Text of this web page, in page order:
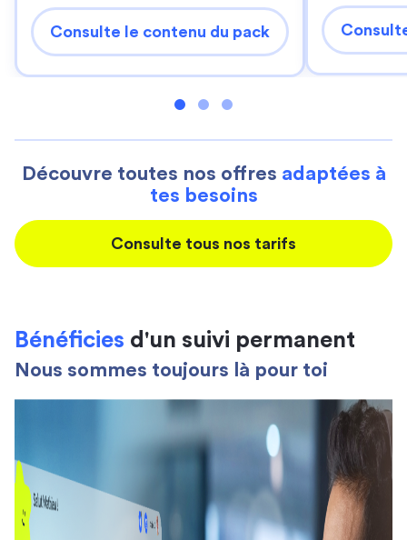
Consulte le contenu du pack
Découvre toutes nos offres adaptées à
tes besoins
Consulte tous nos tarifs
Bénéficies d'un suivi permanent
Nous sommes toujours là pour toi